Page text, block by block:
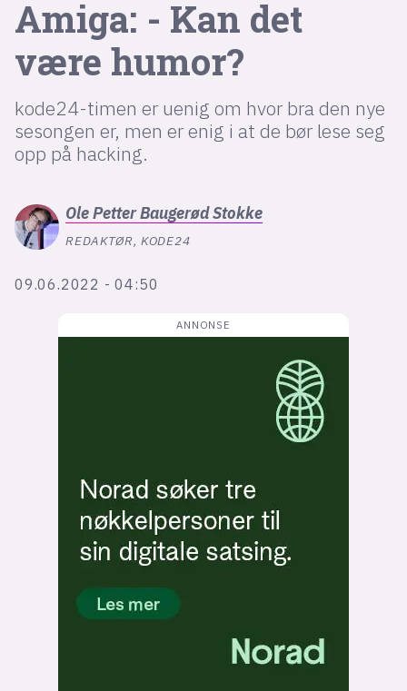
Amiga: - Kan det
være humor?
kode24-timen er uenig om hvor bra den nye
sesongen er, men er enig i at de bør lese seg
opp på hacking.
Ole PetterBaugerød Stokke
REDAKTØR, KODE24
09.06.2022 - 04:50
lys modus
nyhetsbrev
kode24-klubben
LinkedIn
Bluesky